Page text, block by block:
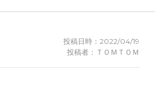
い。 しかし、問題はないと思う。
投稿日時：2022/04/19
投稿者：ＴＯＭＴＯＭ